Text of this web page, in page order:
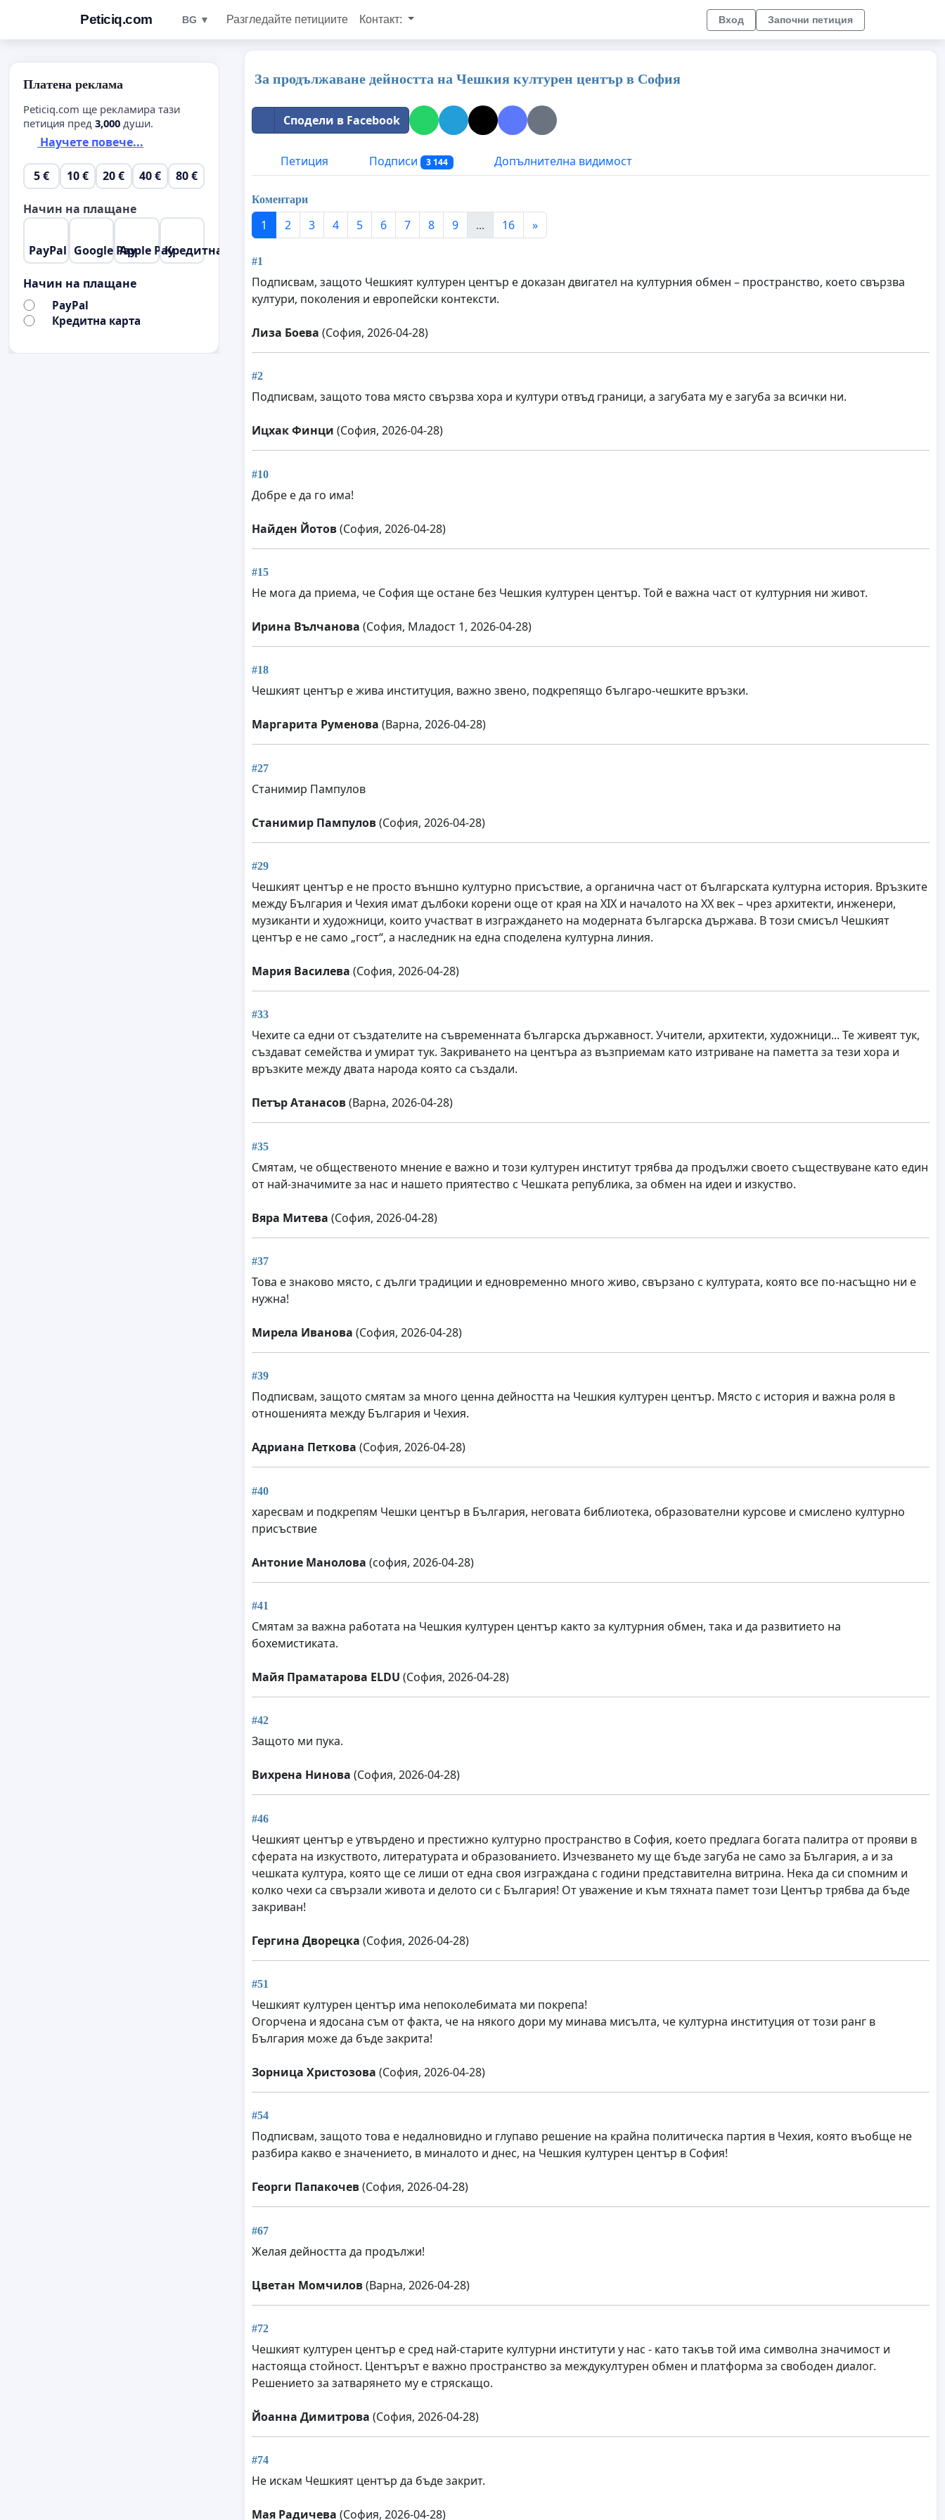
Peticiq.com BG ▼ Разгледайте петициите Контакт: Вход Започни петиция
За продължаване дейността на Чешкия културен център в София
Сподели в Facebook
Петиция Подписи 3 144 Допълнителна видимост
Коментари
1 2 3 4 5 6 7 8 9 ... 16 »
#1
Подписвам, защото Чешкият културен център е доказан двигател на културния обмен – пространство, което свързва
култури, поколения и европейски контексти.
Лиза Боева (София, 2026-04-28)
#2
Подписвам, защото това място свързва хора и култури отвъд граници, а загубата му е загуба за всички ни.
Ицхак Финци (София, 2026-04-28)
#10
Добре е да го има!
Найден Йотов(София, 2026-04-28)
#15
Не мога да приема, че София ще остане без Чешкия културен център. Той е важна част от културния ни живот.
Ирина Вълчанова (София, Младост 1, 2026-04-28)
#18
Чешкият център е жива институция, важно звено, подкрепящо българо-чешките връзки.
Маргарита Руменова (Варна, 2026-04-28)
#27
Станимир Пампулов
Станимир Пампулов(София, 2026-04-28)
#29
Чешкият център е не просто външно културно присъствие, а органична част от българската културна история. Връзките
между България и Чехия имат дълбоки корени още от края на XIX и началото на XX век – чрез архитекти, инженери,
музиканти и художници, които участват в изграждането на модерната българска държава. В този смисъл Чешкият
център е не само „гост“, а наследник на една споделена културна линия.
Мария Василева (София, 2026-04-28)
#33
Чехите са едни от създателите на съвременната българска държавност. Учители, архитекти, художници... Те живеят тук,
създават семейства и умират тук. Закриването на центъра аз възприемам като изтриване на паметта за тези хора и
връзките между двата народа която са създали.
Петър Атанасов(Варна, 2026-04-28)
#35
Смятам, че общественото мнение е важно и този културен институт трябва да продължи своето съществуване като един
от най-значимите за нас и нашето приятество с Чешката република, за обмен на идеи и изкуство.
Вяра Митева (София, 2026-04-28)
#37
Това е знаково място, с дълги традиции и едновременно много живо, свързано с културата, която все по-насъщно ни е
нужна!
Мирела Иванова (София, 2026-04-28)
#39
Подписвам, защото смятам за много ценна дейността на Чешкия културен център. Място с история и важна роля в
отношенията между България и Чехия.
Адриана Петкова (София, 2026-04-28)
#40
харесвам и подкрепям Чешки център в България, неговата библиотека, образователни курсове и смислено културно
присъствие
Антоние Манолова (софия, 2026-04-28)
#41
Смятам за важна работата на Чешкия културен център както за културния обмен, така и да развитието на
бохемистиката.
Майя Праматарова ELDU (София, 2026-04-28)
#42
Защото ми пука.
Вихрена Нинова (София, 2026-04-28)
#46
Чешкият център е утвърдено и престижно културно пространство в София, което предлага богата палитра от прояви в
сферата на изкуството, литературата и образованието. Изчезването му ще бъде загуба не само за България, а и за
чешката култура, която ще се лиши от една своя изграждана с години представителна витрина. Нека да си спомним и
колко чехи са свързали живота и делото си с България! От уважение и към тяхната памет този Център трябва да бъде
закриван!
Гергина Дворецка (София, 2026-04-28)
#51
Чешкият културен център има непоколебимата ми покрепа!
Огорчена и ядосана съм от факта, че на някого дори му минава мисълта, че културна институция от този ранг в
България може да бъде закрита!
Зорница Христозова (София, 2026-04-28)
#54
Подписвам, защото това е недалновидно и глупаво решение на крайна политическа партия в Чехия, която въобще не
разбира какво е значението, в миналото и днес, на Чешкия културен център в София!
Георги Папакочев(София, 2026-04-28)
#67
Желая дейността да продължи!
Цветан Момчилов(Варна, 2026-04-28)
#72
Чешкият културен център е сред най-старите културни институти у нас - като такъв той има символна значимост и
настояща стойност. Центърът е важно пространство за междукултурен обмен и платформа за свободен диалог.
Решението за затварянето му е стряскащо.
Йоанна Димитрова (София, 2026-04-28)
#74
Не искам Чешкият център да бъде закрит.
Мая Радичева (София, 2026-04-28)
Платена реклама
Peticiq.com ще рекламира тази
петиция пред 3,000 души.
Научете повече...
5 € 10 € 20 € 40 € 80 €
Начин на плащане
PayPal Google PayApple PayКредитна карта
Начин на плащане
PayPal
Кредитна карта